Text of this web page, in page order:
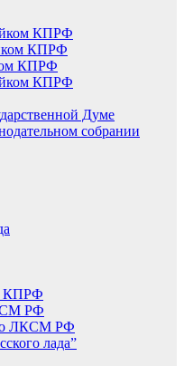
КПРФ
КПРФ
КПРФ
КПРФ
Думе
собрании
КПРФ
РФ
ЛКСМ РФ
лада”